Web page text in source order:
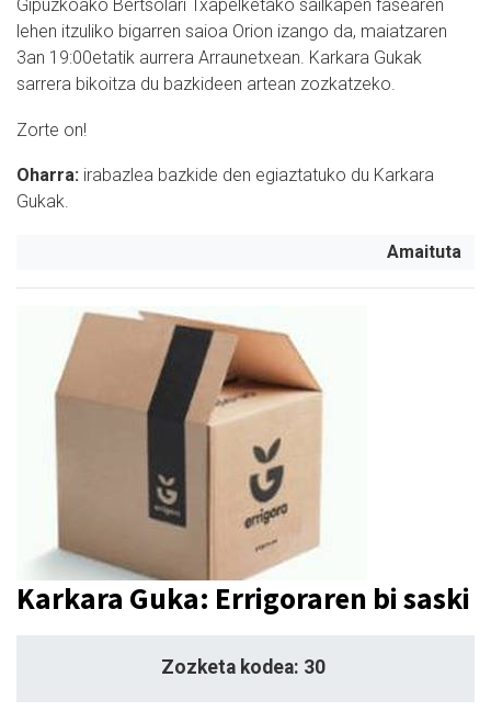
Gipuzkoako Bertsolari Txapelketako sailkapen fasearen
lehen itzuliko bigarren saioa Orion izango da, maiatzaren
3an 19:00etatik aurrera Arraunetxean. Karkara Gukak
sarrera bikoitza du bazkideen artean zozkatzeko.
Zorte on!
Oharra: irabazlea bazkide den egiaztatuko du Karkara
Gukak.
Amaituta
Karkara Guka: Errigoraren bi saski
Zozketa kodea: 30